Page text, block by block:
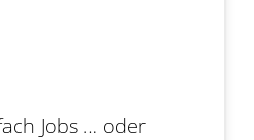
Jobs … oder